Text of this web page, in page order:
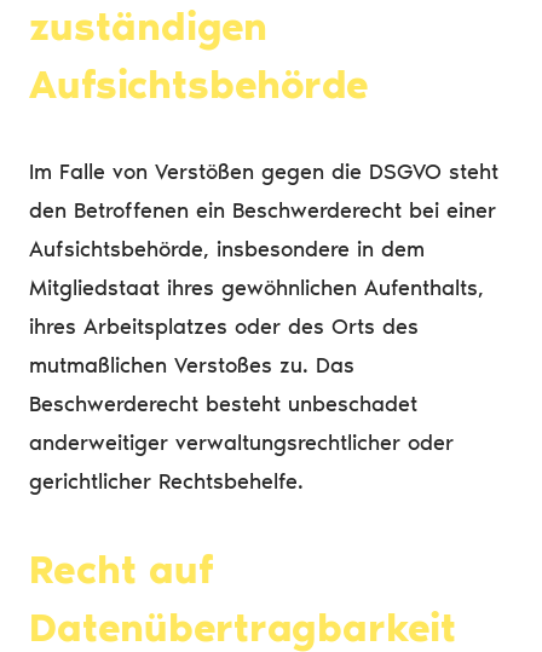
zuständigen
Aufsichtsbehörde
Im Falle von Verstößen gegen die DSGVO steht
den Betroffenen ein Beschwerderecht bei einer
Aufsichtsbehörde, insbesondere in dem
Mitgliedstaat ihres gewöhnlichen Aufenthalts,
ihres Arbeitsplatzes oder des Orts des
mutmaßlichen Verstoßes zu. Das
Beschwerderecht besteht unbeschadet
anderweitiger verwaltungsrechtlicher oder
gerichtlicher Rechtsbehelfe.
Recht auf
Datenübertragbarkeit